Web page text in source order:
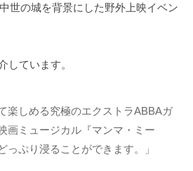
世の城を背景にした野外上映イベン
しています。
楽しめる究極のエクストラABBAガ
画ミュージカル『マンマ・ミー
っぷり浸ることができます。」